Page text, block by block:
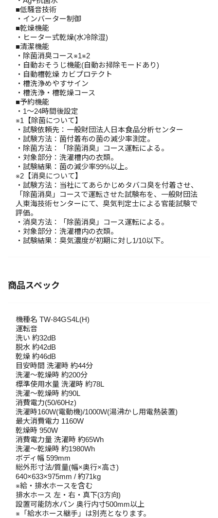
■低騒音技術
・インバーター制御
■乾燥機能
・ヒーター式乾燥(水冷除湿)
■清潔機能
・除菌消臭コース※1※2
・自動おそうじ機能(自動お掃除モードあり)
・自動槽乾燥 カビプロテクト
・槽洗浄めやすサイン
・槽洗浄・槽乾燥コース
■予約機能
・1～24時間後設定
※1【除菌について】
・試験依頼先：一般財団法人日本食品分析センター
・試験方法：菌付着布の菌の減少率測定。
・除菌方法：「除菌消臭」コース運転による。
・対象部分：洗濯槽内の衣類。
・試験結果：菌の減少率99%以上。
※2【消臭について】
・試験方法：当社にてあらかじめタバコ臭を付着させ、
「除菌消臭」コースで運転させた試験布を、一般財団法
人東海技術センターにて、臭気判定士による官能試験で
評価。
・消臭方法：「除菌消臭」コース運転による。
・対象部分：洗濯槽内の衣類。
・試験結果：臭気濃度が初期に対し1/10以下。
商品スペック
機種名 TW-84GS4L(H)
運転音
洗い 約32dB
脱水 約42dB
乾燥 約46dB
目安時間 洗濯時 約44分
洗濯～乾燥時 約200分
標準使用水量 洗濯時 約78L
洗濯～乾燥時 約90L
消費電力(50/60Hz)
洗濯時160W(電動機)/1000W(湯沸かし用電熱装置)
最大消費電力 1160W
乾燥時 950W
消費電力量 洗濯時 約65Wh
洗濯～乾燥時 約1980Wh
ボディ幅 599mm
総外形寸法/質量(幅×奥行×高さ)
640×633×975mm / 約71kg
※給・排水ホースを含む
排水ホース 左・右・真下(3方向)
設置可能防水パン 奥行内寸500mm以上
※「給水ホース継手」は別売となります。